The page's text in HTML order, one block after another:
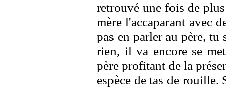
retrouvé une fois de
mère l'accaparant avec
pas en parler au père,
rien, il va encore se
père profitant de la
espèce de tas de rouille.